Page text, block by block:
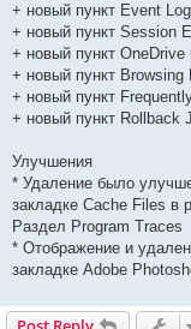
+ новый пункт Event
+ новый пункт Session
+ новый пункт OneDrive
+ новый пункт Browsing
+ новый пункт
+ новый пункт Rollback
Улучшения
* Удаление было
закладке Cache Files в
Раздел Program Traces
* Отображение и
закладке Adobe